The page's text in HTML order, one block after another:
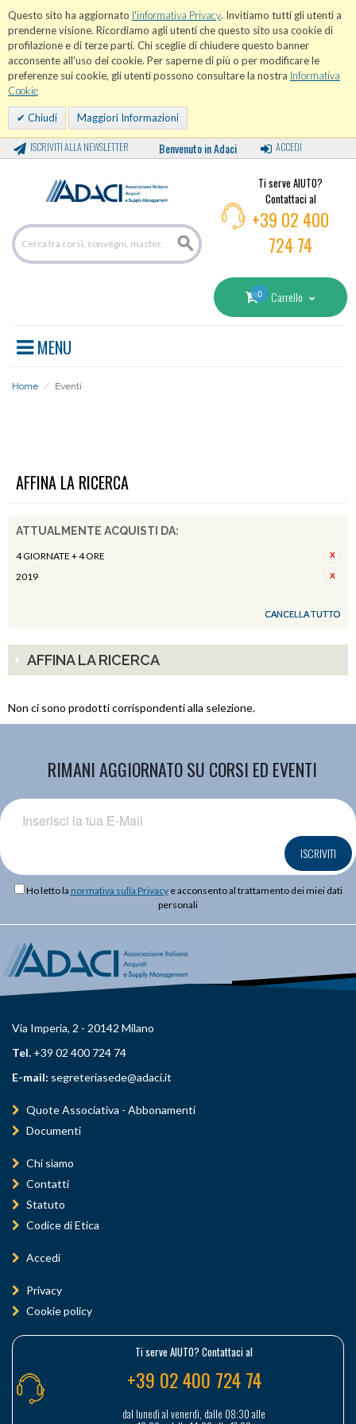
Questo sito ha aggiornato l'informativa Privacy. Invitiamo tutti gli utenti a
prenderne visione. Ricordiamo agli utenti che questo sito usa cookie di
profilazione e di terze parti. Chi sceglie di chiudere questo banner
acconsente all'uso dei cookie. Per saperne di più o per modificare le
preferenze sui cookie, gli utenti possono consultare la nostra Informativa
Cookie
Chiudi Maggiori Informazioni
ISCRIVITI ALLA NEWSLETTER Benvenuto in Adaci ACCEDI
Ti serve AIUTO?
Contattaci al
+39 02 400
724 74
0 Carrello
MENU
Home / Eventi
AFFINA LA RICERCA
ATTUALMENTE ACQUISTI DA:
4 GIORNATE + 4 ORE
2019
CANCELLA TUTTO
AFFINA LA RICERCA
Non ci sono prodotti corrispondenti alla selezione.
RIMANI AGGIORNATO SU CORSI ED EVENTI
ISCRIVITI
Ho letto la normativa sulla Privacye acconsento al trattamento dei miei dati
personali
Via Imperia, 2 - 20142 Milano
Tel. +39 02 400 724 74
E-mail: segreteriasede@adaci.it
Quote Associativa - Abbonamenti
Documenti
Chi siamo
Contatti
Statuto
Codice di Etica
Accedi
Privacy
Cookie policy
Ti serve AIUTO? Contattaci al
+39 02 400 724 74
dal lunedì al venerdì, dalle 08:30 alle